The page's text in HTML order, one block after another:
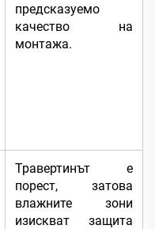
предсказуемо
качество на
монтажа.
Травертинът е
порест, затова
влажните зони
изискват защита